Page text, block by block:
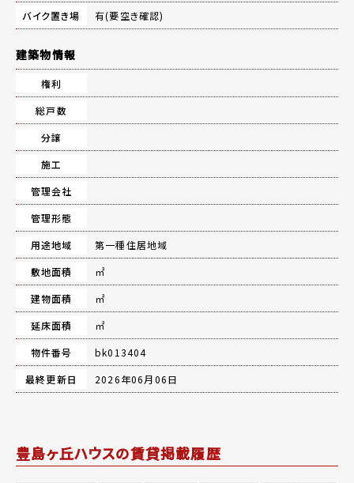
バイク置き場
有(要空き確認)
建築物情報
権利
総戸数
分譲
施工
管理会社
管理形態
用途地域
第一種住居地域
敷地面積
㎡
建物面積
㎡
延床面積
㎡
物件番号
bk013404
最終更新日
2026年06月06日
豊島ヶ丘ハウスの賃貸掲載履歴